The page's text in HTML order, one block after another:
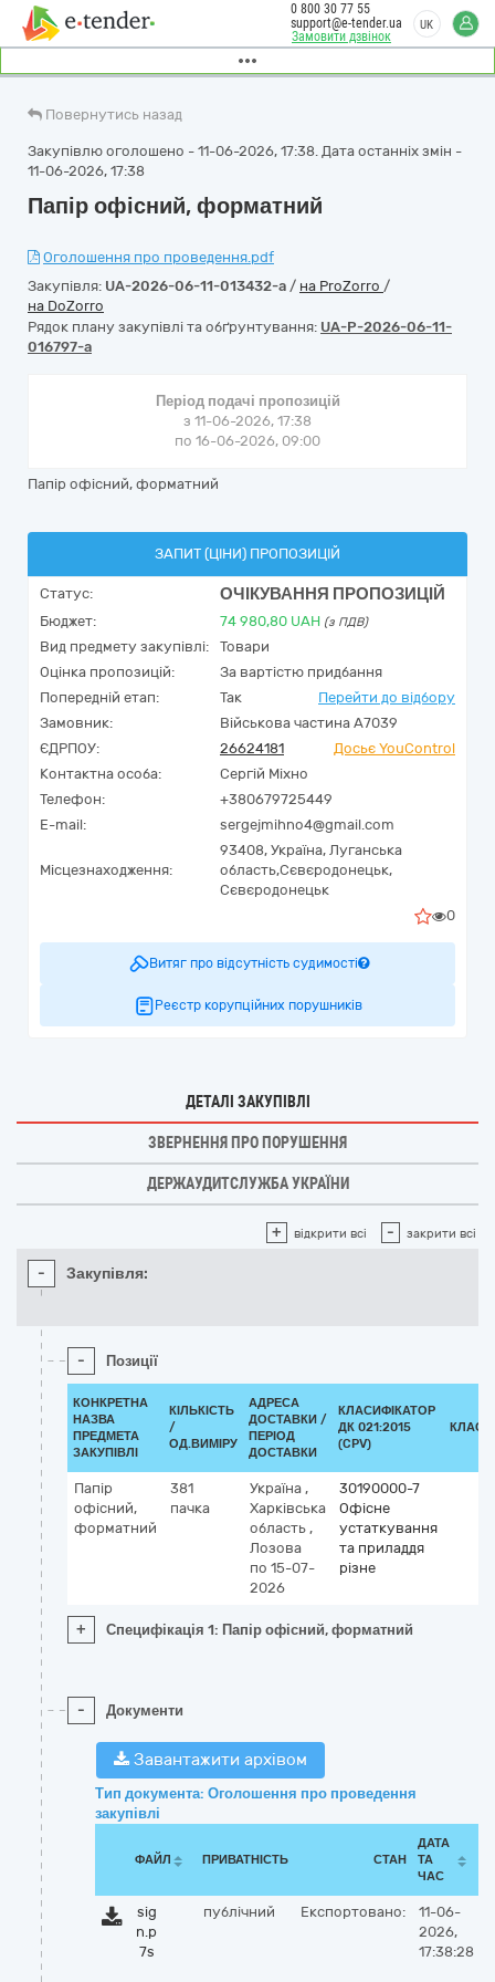
Замовити дзвінок
0 800 30 77 55
support@e-tender.ua
UK
Повернутись назад
Закупівлю оголошено - 11-06-2026, 17:38. Дата останніх змін -
11-06-2026, 17:38
Папір офісний, форматний
Оголошення про проведення.pdf
Закупівля: UA-2026-06-11-013432-a / на ProZorro /
на DoZorro
Рядок плану закупівлі та обґрунтування: UA-P-2026-06-11-
016797-a
Період подачі пропозицій
з 11-06-2026, 17:38
по 16-06-2026, 09:00
Папір офісний, форматний
ЗАПИТ (ЦІНИ) ПРОПОЗИЦІЙ
Статус: ОЧІКУВАННЯ ПРОПОЗИЦІЙ
Бюджет: 74 980,80 UAH (з ПДВ)
Вид предмету закупівлі:
Товари
Оцінка пропозицій:
За вартістю придбання
Попередній етап:
Так
Перейти до відбору
Замовник:
Військова частина А7039
ЄДРПОУ:
26624181
Досьє YouControl
Контактна особа:
Сергій Міхно
Телефон:
+380679725449
E-mail:
sergejmihno4@gmail.com
Місцезнаходження:
93408, Україна, Луганська
область,Сєвєродонецьк,
Сєвєродонецьк
0
Витяг про відсутність судимості
Реєстр корупційних порушників
ДЕТАЛІ ЗАКУПІВЛІ
ЗВЕРНЕННЯ ПРО ПОРУШЕННЯ
ДЕРЖАУДИТСЛУЖБА УКРАЇНИ
+ відкрити всі - закрити всі
- Закупівля:
- Позиції
КОНКРЕТНА
НАЗВА
ПРЕДМЕТА
ЗАКУПІВЛІ
КІЛЬКІСТЬ
/
ОД.ВИМІРУ
АДРЕСА
ДОСТАВКИ /
ПЕРІОД
ДОСТАВКИ
КЛАСИФІКАТОР
ДК 021:2015
(CPV)
Папір
офісний,
форматний
381
пачка
Україна ,
Харківська
область ,
Лозова
по 15-07-
2026
30190000-7
Офісне
устаткування
та приладдя
різне
+ Специфікація 1: Папір офісний, форматний
- Документи
Завантажити архівом
Тип документа: Оголошення про проведення
закупівлі
ФАЙЛ ПРИВАТНІСТЬ СТАН
ДАТА
ТА
ЧАС
sig
n.p
7s
публічний Експортовано:
11-06-
2026,
17:38:28